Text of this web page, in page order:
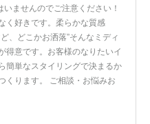
ませんのでご注意ください！
く好きです。柔らかな質感
、どこかお洒落”そんなミディ
得意です。お客様のなりたいイ
簡単なスタイリングで決まるか
くります。 ご相談・お悩みお